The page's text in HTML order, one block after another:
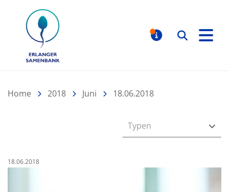
Suchen
Home 2018 Juni 18.06.2018
Typen
Veröffentlicht am:
18.06.2018